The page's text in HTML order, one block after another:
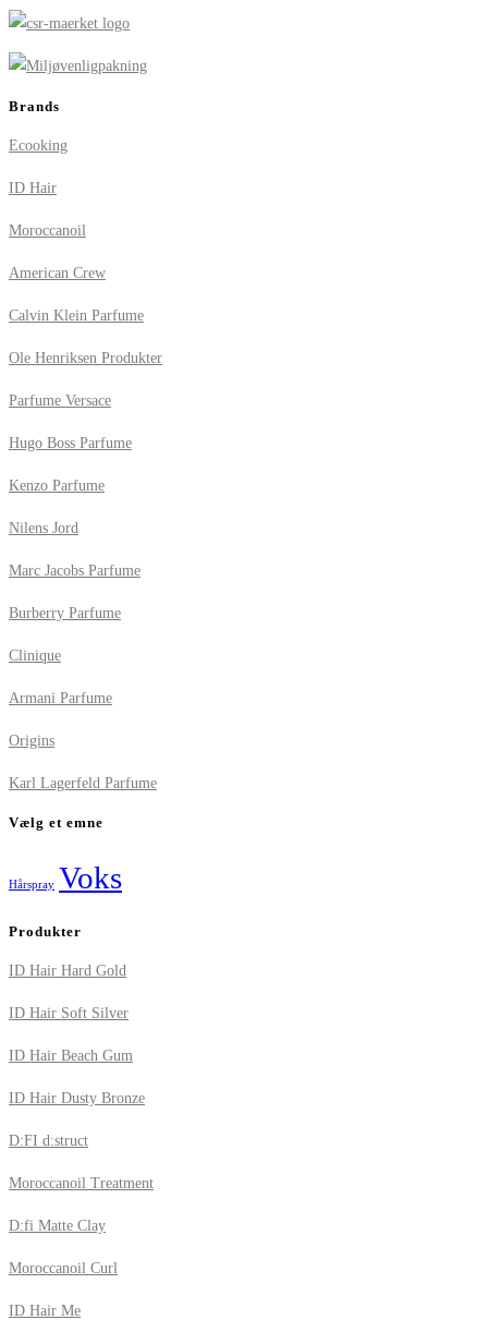
Brands
Ecooking
ID Hair
Moroccanoil
American Crew
Calvin Klein Parfume
Ole Henriksen Produkter
Parfume Versace
Hugo Boss Parfume
Kenzo Parfume
Nilens Jord
Marc Jacobs Parfume
Burberry Parfume
Clinique
Armani Parfume
Origins
Karl Lagerfeld Parfume
Vælg et emne
Hårspray Voks
Produkter
ID Hair Hard Gold
ID Hair Soft Silver
ID Hair Beach Gum
ID Hair Dusty Bronze
D:FI d:struct
Moroccanoil Treatment
D:fi Matte Clay
Moroccanoil Curl
ID Hair Me